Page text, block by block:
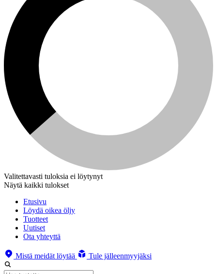
Valitettavasti tuloksia ei löytynyt
Näytä kaikki tulokset
Etusivu
Löydä oikea öljy
Tuotteet
Uutiset
Ota yhteyttä
Mistä meidät löytää Tule jälleenmyyjäksi